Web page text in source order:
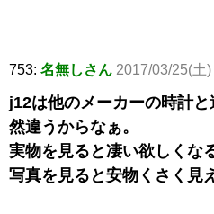
753: 名無しさん 2017/03/25(土
j12は他のメーカーの時計
然違うからなぁ。
実物を見ると凄い欲しくな
写真を見ると安物くさく見